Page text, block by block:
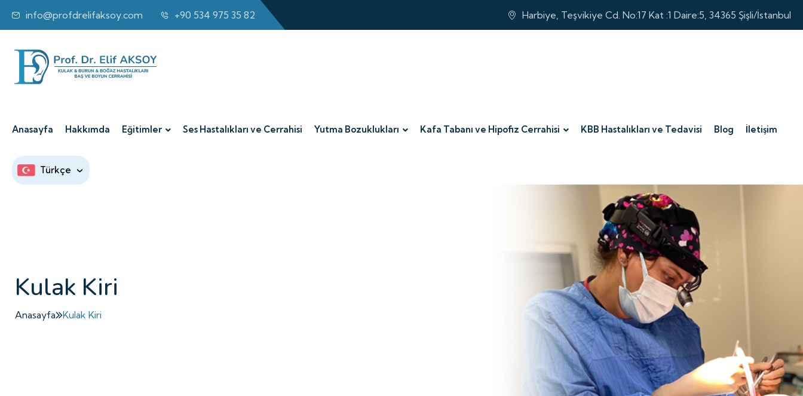
info@profdrelifaksoy.com +90 534 975 35 82 Harbiye, Teşvikiye Cd. No:17 Kat :1 Daire:5, 34365 Şişli/İstanbul
Anasayfa Hakkımda Eğitimler Ses Hastalıkları ve Cerrahisi Yutma Bozuklukları Kafa Tabanı ve Hipofiz Cerrahisi KBB Hastalıkları ve Tedavisi Blog İletişim
Türkçe
Kulak Kiri
Anasayfa Kulak Kiri